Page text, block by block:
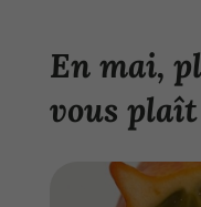
En mai,
vous plaît